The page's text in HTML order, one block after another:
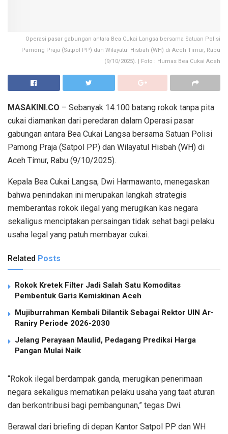
Operasi pasar gabungan antara Bea Cukai Langsa bersama Satuan Polisi
Pamong Praja (Satpol PP) dan Wilayatul Hisbah (WH) di Aceh Timur, Rabu
(9/10/2025). | Foto : Humas Bea Cukai Aceh
MASAKINI.CO – Sebanyak 14.100 batang rokok tanpa pita
cukai diamankan dari peredaran dalam Operasi pasar
gabungan antara Bea Cukai Langsa bersama Satuan Polisi
Pamong Praja (Satpol PP) dan Wilayatul Hisbah (WH) di
Aceh Timur, Rabu (9/10/2025).
Kepala Bea Cukai Langsa, Dwi Harmawanto, menegaskan
bahwa penindakan ini merupakan langkah strategis
memberantas rokok ilegal yang merugikan kas negara
sekaligus menciptakan persaingan tidak sehat bagi pelaku
usaha legal yang patuh membayar cukai.
Related Posts
Rokok Kretek Filter Jadi Salah Satu Komoditas
Pembentuk Garis Kemiskinan Aceh
Mujiburrahman Kembali Dilantik Sebagai Rektor UIN Ar-
Raniry Periode 2026-2030
Jelang Perayaan Maulid, Pedagang Prediksi Harga
Pangan Mulai Naik
“Rokok ilegal berdampak ganda, merugikan penerimaan
negara sekaligus mematikan pelaku usaha yang taat aturan
dan berkontribusi bagi pembangunan,” tegas Dwi.
Berawal dari briefing di depan Kantor Satpol PP dan WH